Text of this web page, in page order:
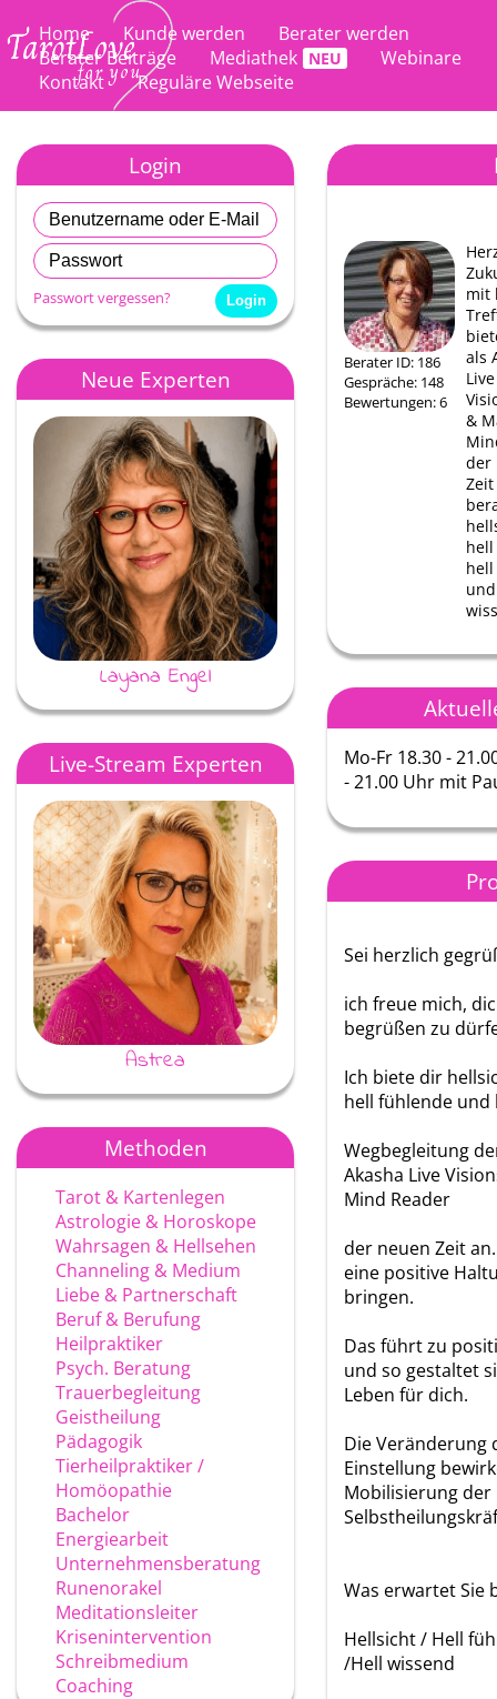
Home Kunde werden
Berater werden
Berater Beiträge
Mediathek
Webinare
Kontakt
Reguläre Webseite
Login
Passwort vergessen?
Neue Experten
Layana Engel
Live-Stream Experten
Astrea
Methoden
Tarot & Kartenlegen
Astrologie & Horoskope
Wahrsagen & Hellsehen
Channeling & Medium
Liebe & Partnerschaft
Beruf & Berufung
Heilpraktiker
Psych. Beratung
Trauerbegleitung
Geistheilung
Pädagogik
Tierheilpraktiker /
Homöopathie
Bachelor
Energiearbeit
Unternehmensberatung
Runenorakel
Meditationsleiter
Krisenintervention
Schreibmedium
Coaching
Berater ID: 186
Gespräche: 148
Bewertungen: 6
mit
als
Live
&
der
Zeit
Mo-Fr 18.30 -
- 21.00 Uhr mit
Sei herzlich
ich freue mich,
begrüßen zu
Ich biete dir
hell fühlende und
Wegbegleitung
Akasha Live
Mind Reader
der neuen Zeit
eine positive
bringen.
Das führt zu
und so gestaltet
Leben für dich.
Die Veränderung
Einstellung
Mobilisierung der
Was erwartet Sie
Hellsicht / Hell
/Hell wissend